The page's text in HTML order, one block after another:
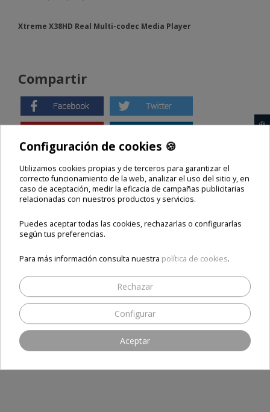
Xtreme X38HD Real Multi-codec Media Player
Compartir
Comparte este producto
Opiniones
SEA EL PRIMERO EN ESCRIBIR UNA RESEÑA
Configuración de cookies 🍪
Utilizamos cookies propias y de terceros para garantizar el
correcto funcionamiento de la web, analizar el uso del sitio y, en
caso de aceptación, medir la eficacia de campañas publicitarias
relacionadas con nuestros productos y servicios.
Puedes aceptar todas las cookies, rechazarlas o configurarlas
según tus preferencias.
Para más información consulta nuestra política de cookies.
Rechazar
Configurar
Aceptar
🍪